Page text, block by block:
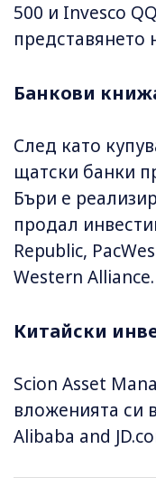
500 и Invesco
представянето
Банкови
След като
щатски банки
Бъри е
продал
Republic,
Western Alliance.
Китайски
Scion Asset
вложенията си
Alibaba and